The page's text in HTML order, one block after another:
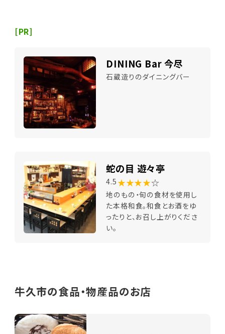
[PR]
DINING Bar 今尽
石蔵造りのダイニングバー
蛇の目 遊々亭
4.5 ★★★★☆
地のもの・旬の食材を使用し
た本格和食。和食とお酒をゆ
ったりと、お召し上がりくださ
い。
牛久市の食品・物産品のお店